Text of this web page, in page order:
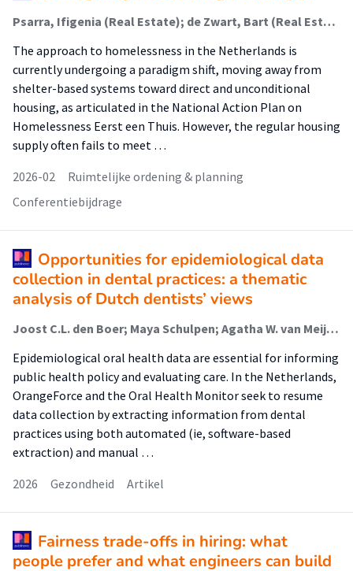
Psarra, Ifigenia (Real Estate); de Zwart, Bart (Real Estate)
The approach to homelessness in the Netherlands is
currently undergoing a paradigm shift, moving away from
shelter-based systems toward direct and unconditional
housing, as articulated in the National Action Plan on
Homelessness Eerst een Thuis. However, the regular housing
supply often fails to meet …
2026-02
Ruimtelijke ordening & planning
Conferentiebijdrage
Opportunities for epidemiological data
collection in dental practices: a thematic
analysis of Dutch dentists’ views
Joost C.L. den Boer; Maya Schulpen; Agatha W. van Meijeren-van Lunteren; Peggy C.J.M. van Spreuwel (Onderzoeker); Babette Everaars (Onderzoeker); Josef J.M. Bruers
Epidemiological oral health data are essential for informing
public health policy and evaluating care. In the Netherlands,
OrangeForce and the Oral Health Monitor seek to resume
data collection by extracting information from dental
practices using both automated (ie, software-based
extraction) and manual …
2026
Gezondheid Artikel
Fairness trade-offs in hiring: what
people prefer and what engineers can build